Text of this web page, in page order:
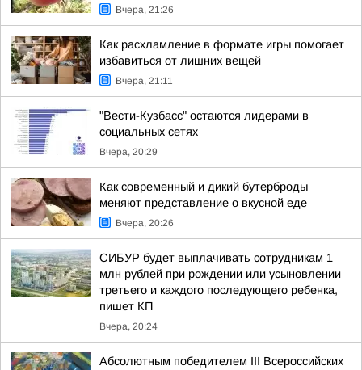
Вчера, 21:26
Как расхламление в формате игры помогает
избавиться от лишних вещей
Вчера, 21:11
"Вести-Кузбасс" остаются лидерами в
социальных сетях
Вчера, 20:29
Как современный и дикий бутерброды
меняют представление о вкусной еде
Вчера, 20:26
СИБУР будет выплачивать сотрудникам 1
млн рублей при рождении или усыновлении
третьего и каждого последующего ребенка,
пишет КП
Вчера, 20:24
Абсолютным победителем III Всероссийских